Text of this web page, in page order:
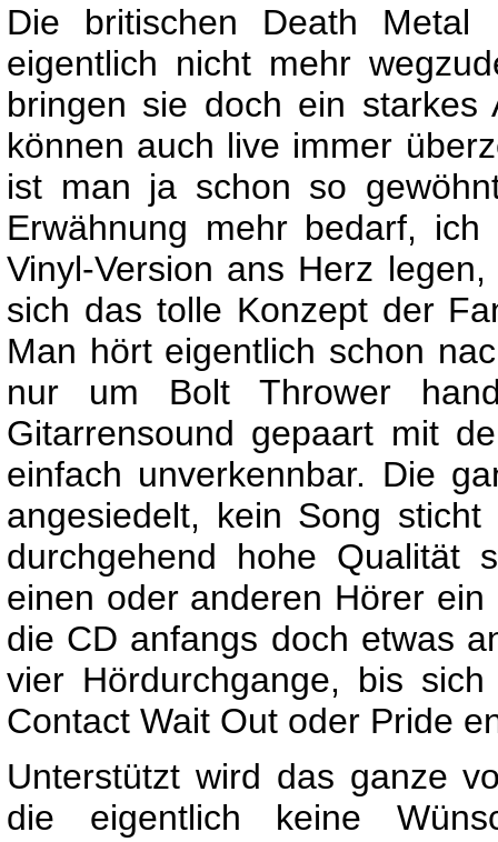
Die britischen Death Metal
eigentlich nicht mehr
bringen sie doch ein
können auch live immer
ist man ja schon so
Erwähnung mehr bedarf,
Vinyl-Version ans Herz
sich das tolle Konzept der
Man hört eigentlich schon
nur um Bolt Thrower
Gitarrensound gepaart mit
einfach unverkennbar. Die
angesiedelt, kein Song
durchgehend hohe Qualität
einen oder anderen Hörer
die CD anfangs doch etwas
vier Hördurchgange, bis
Contact Wait Out oder Pride
Unterstützt wird das ganze
die eigentlich keine